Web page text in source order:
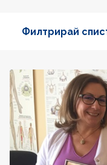
Филтрирай